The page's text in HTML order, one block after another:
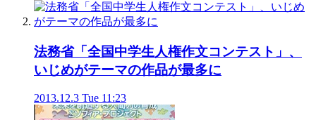
法務省「全国中学生人権作文コンテスト」、
いじめがテーマの作品が最多に
2013.12.3 Tue 11:23